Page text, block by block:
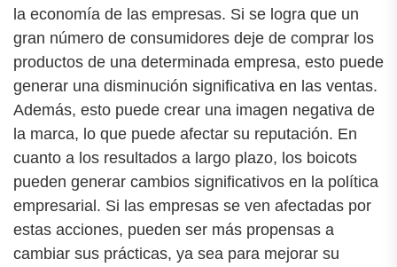
la economía de las empresas. Si se logra que un
gran número de consumidores deje de comprar los
productos de una determinada empresa, esto puede
generar una disminución significativa en las ventas.
Además, esto puede crear una imagen negativa de
la marca, lo que puede afectar su reputación. En
cuanto a los resultados a largo plazo, los boicots
pueden generar cambios significativos en la política
empresarial. Si las empresas se ven afectadas por
estas acciones, pueden ser más propensas a
cambiar sus prácticas, ya sea para mejorar su